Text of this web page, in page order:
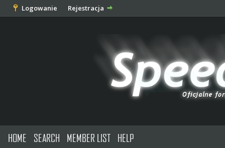
Logowanie Rejestracja
HOME SEARCH MEMBER LIST HELP